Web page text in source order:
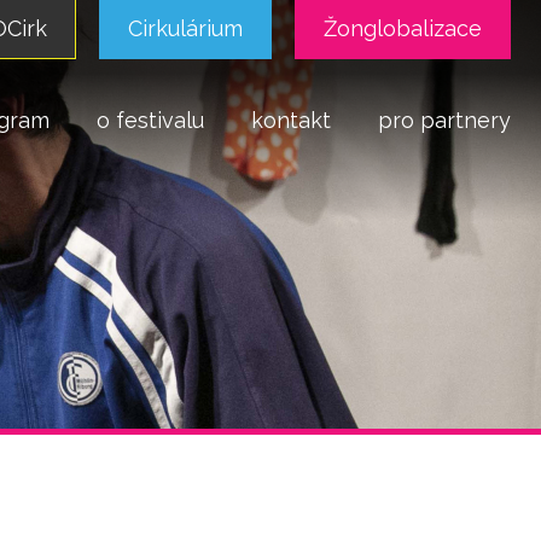
Cirkulárium Žonglobalizace
o festivalu kontakt pro partnery